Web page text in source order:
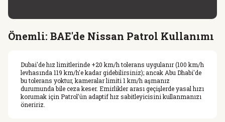
Önemli: BAE'de Nissan Patrol Kullanımı
Dubai'de hız limitlerinde +20 km/h tolerans uygulanır (100 km/h
levhasında 119 km/h'e kadar gidebilirsiniz); ancak Abu Dhabi'de
bu tolerans yoktur, kameralar limiti 1 km/h aşmanız
durumunda bile ceza keser. Emirlikler arası geçişlerde yasal hızı
korumak için Patrol'ün adaptif hız sabitleyicisini kullanmanızı
öneririz.